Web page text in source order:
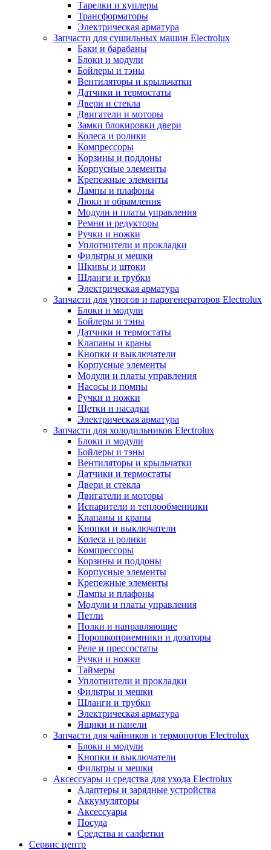
Тарелки и куплеры
Трансформаторы
Электрическая арматура
Запчасти для сушильных машин Electrolux
Баки и барабаны
Блоки и модули
Бойлеры и тэны
Вентиляторы и крыльчатки
Датчики и термостаты
Двери и стекла
Двигатели и моторы
Замки блокировки двери
Колеса и ролики
Компрессоры
Корзины и поддоны
Корпусные элементы
Крепежные элементы
Лампы и плафоны
Люки и обрамления
Модули и платы управления
Ремни и редукторы
Ручки и ножки
Уплотнители и прокладки
Фильтры и мешки
Шкивы и штоки
Шланги и трубки
Электрическая арматура
Запчасти для утюгов и парогенераторов Electrolux
Блоки и модули
Бойлеры и тэны
Датчики и термостаты
Клапаны и краны
Кнопки и выключатели
Корпусные элементы
Модули и платы управления
Насосы и помпы
Ручки и ножки
Щетки и насадки
Электрическая арматура
Запчасти для холодильников Electrolux
Блоки и модули
Бойлеры и тэны
Вентиляторы и крыльчатки
Датчики и термостаты
Двери и стекла
Двигатели и моторы
Испарители и теплообменники
Клапаны и краны
Кнопки и выключатели
Колеса и ролики
Компрессоры
Корзины и поддоны
Корпусные элементы
Крепежные элементы
Лампы и плафоны
Модули и платы управления
Петли
Полки и направляющие
Порошкоприемники и дозаторы
Реле и прессостаты
Ручки и ножки
Таймеры
Уплотнители и прокладки
Фильтры и мешки
Шланги и трубки
Электрическая арматура
Ящики и панели
Запчасти для чайников и термопотов Electrolux
Блоки и модули
Кнопки и выключатели
Фильтры и мешки
Аксессуары и средства для ухода Electrolux
Адаптеры и зарядные устройства
Аккумуляторы
Аксессуары
Посуда
Средства и салфетки
Сервис центр